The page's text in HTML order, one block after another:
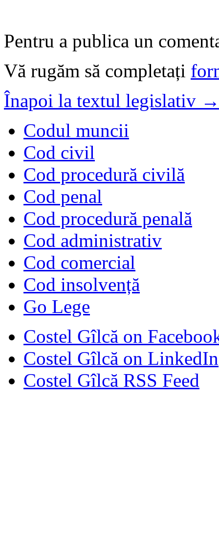
Pentru a publica un
Vă rugăm să completați
Înapoi la textul legislativ
Codul muncii
Cod civil
Cod procedură civilă
Cod penal
Cod procedură penală
Cod administrativ
Cod comercial
Cod insolvență
Go Lege
Costel Gîlcă on
Costel Gîlcă on LinkedIn
Costel Gîlcă RSS Feed